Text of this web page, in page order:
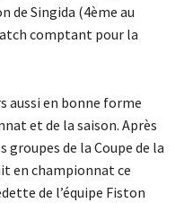
de Singida (4ème au
comptant pour la
aussi en bonne forme
et de la saison. Après
de la Coupe de la
en championnat ce
de l’équipe Fiston